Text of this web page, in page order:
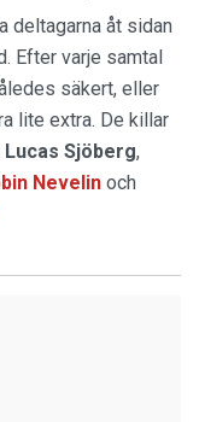
deltagarna åt sidan
Efter varje samtal
säkert, eller
lite extra. De killar
Lucas Sjöberg,
Nevelin och